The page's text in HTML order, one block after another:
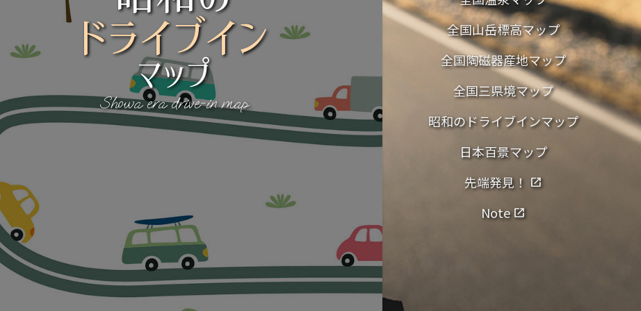
ドライブイン
マップ
Showa era drive-in map
全国山岳標高マップ
全国陶磁器産地マップ
全国三県境マップ
昭和のドライブインマップ
日本百景マップ
先端発見！ open_in_new
Note open_in_new